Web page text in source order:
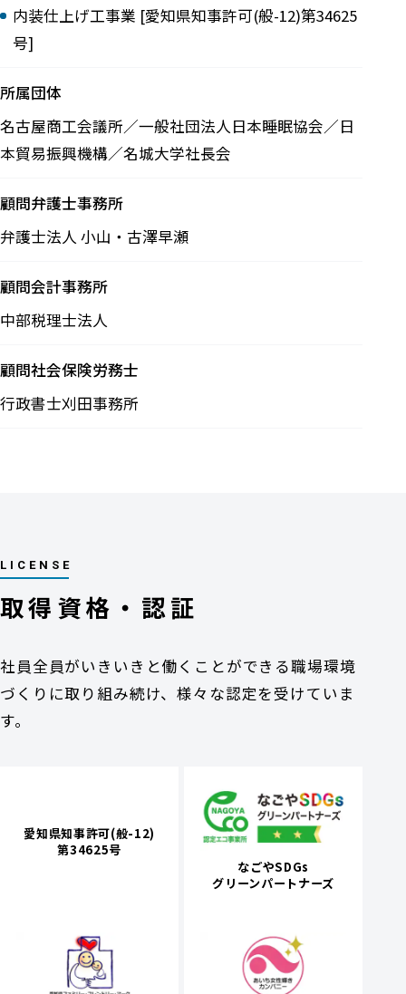
内装仕上げ工事業 [愛知県知事許可(般-12)第34625
号]
所属団体
名古屋商工会議所／一般社団法人日本睡眠協会／日
本貿易振興機構／名城大学社長会
顧問弁護士事務所
弁護士法人 小山・古澤早瀬
顧問会計事務所
中部税理士法人
顧問社会保険労務士
行政書士刈田事務所
LICENSE
取得資格・認証
社員全員がいきいきと働くことができる職場環境
づくりに取り組み続け、様々な認定を受けていま
す。
愛知県知事許可(般-12)
第34625号
なごやSDGs
グリーンパートナーズ